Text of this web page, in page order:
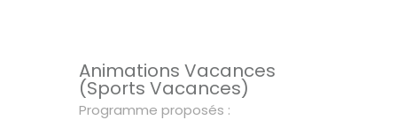
Animations Vacances
(Sports Vacances)
Programme proposés :